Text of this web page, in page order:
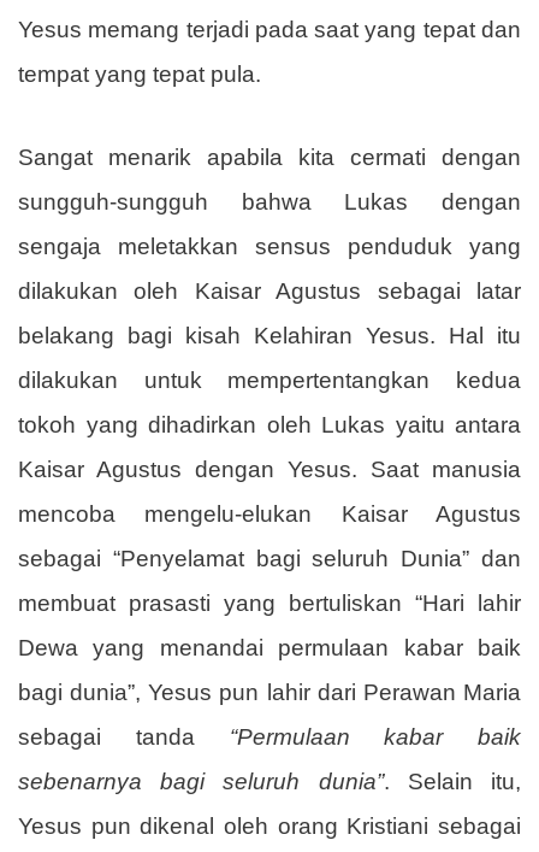
Yesus memang terjadi pada saat yang tepat dan
tempat yang tepat pula.
Sangat menarik apabila kita cermati dengan
sungguh-sungguh bahwa Lukas dengan
sengaja meletakkan sensus penduduk yang
dilakukan oleh Kaisar Agustus sebagai latar
belakang bagi kisah Kelahiran Yesus. Hal itu
dilakukan untuk mempertentangkan kedua
tokoh yang dihadirkan oleh Lukas yaitu antara
Kaisar Agustus dengan Yesus. Saat manusia
mencoba mengelu-elukan Kaisar Agustus
sebagai “Penyelamat bagi seluruh Dunia” dan
membuat prasasti yang bertuliskan “Hari lahir
Dewa yang menandai permulaan kabar baik
bagi dunia”, Yesus pun lahir dari Perawan Maria
sebagai tanda “Permulaan kabar baik
sebenarnya bagi seluruh dunia”. Selain itu,
Yesus pun dikenal oleh orang Kristiani sebagai